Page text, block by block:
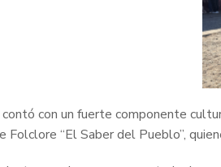
con un fuerte componente
Folclore “El Saber del Pueblo”,